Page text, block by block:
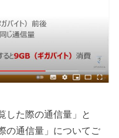
した際の通信量」と
の通信量」についてご